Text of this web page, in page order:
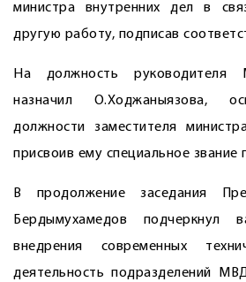
министра внутренних дел в
другую работу, подписав
На должность
назначил О.Ходжаныязова,
должности заместителя
присвоив ему специальное звание
В продолжение заседания
Бердымухамедов подчеркнул
внедрения современных
деятельность подразделений